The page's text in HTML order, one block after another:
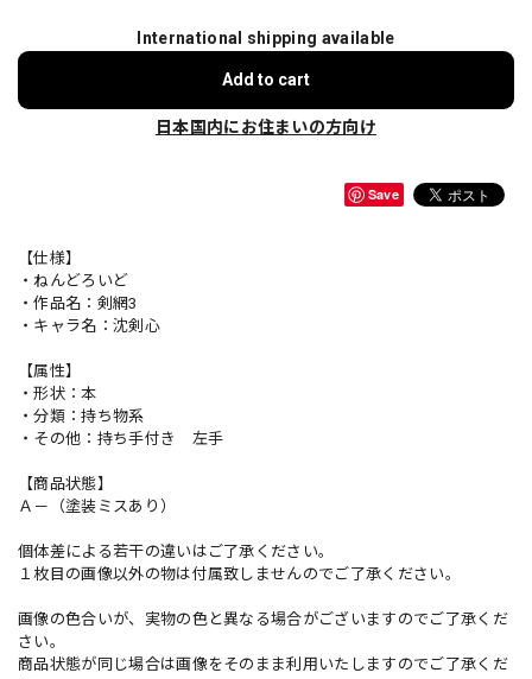
International shipping available
Add to cart
日本国内にお住まいの方向け
Save
【仕様】
・ねんどろいど
・作品名：剣網3
・キャラ名：沈剣心
【属性】
・形状：本
・分類：持ち物系
・その他：持ち手付き 左手
【商品状態】
Ａ－（塗装ミスあり）
個体差による若干の違いはご了承ください。
１枚目の画像以外の物は付属致しませんのでご了承ください。
画像の色合いが、実物の色と異なる場合がございますのでご了承くだ
さい。
商品状態が同じ場合は画像をそのまま利用いたしますのでご了承くだ